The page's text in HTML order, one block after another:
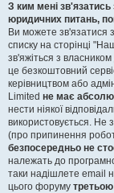
З ким мені зв'язатись
юридичних питань,
Ви можете зв'язатися
списку на сторінці
зв'яжіться з
це безкоштовний
керівництвом або
Limited не має
нести ніякої
використовується. Не
(про припинення
безпосередньо не
належать до
таки надішлете email
цього форуму